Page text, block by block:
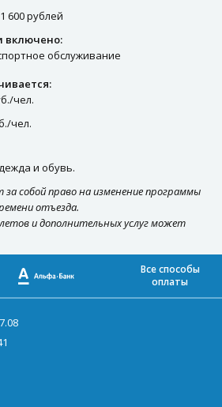
1 600 рублей
включено:
обслуживание
чел.
чел.
и обувь.
собой право на изменение программы
отъезда.
и дополнительных услуг может
Все способы
оплаты